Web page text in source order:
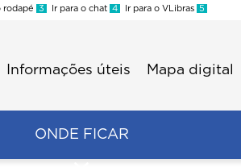
rodapé 3 Ir para o chat 4 Ir para o VLibras 5
Informações úteis Mapa digital
ONDE FICAR